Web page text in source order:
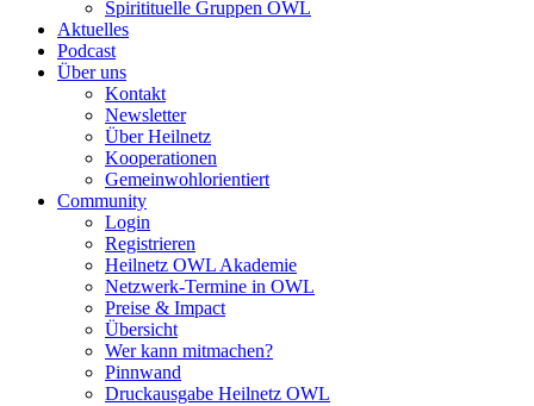
Spiritituelle Gruppen OWL
Aktuelles
Podcast
Über uns
Kontakt
Newsletter
Über Heilnetz
Kooperationen
Gemeinwohlorientiert
Community
Login
Registrieren
Heilnetz OWL Akademie
Netzwerk-Termine in OWL
Preise & Impact
Übersicht
Wer kann mitmachen?
Pinnwand
Druckausgabe Heilnetz OWL